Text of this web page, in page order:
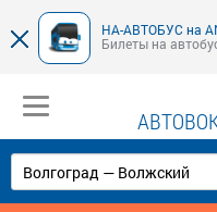
НА-АВТОБУС на
Билеты на